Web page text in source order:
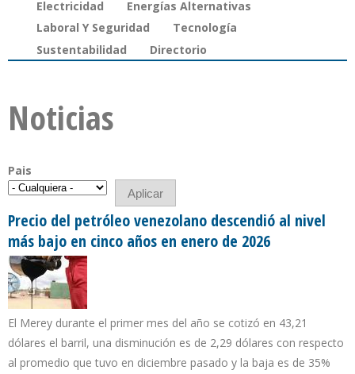
Electricidad
Energías Alternativas
Laboral Y Seguridad
Tecnología
Sustentabilidad
Directorio
Noticias
Pais
Precio del petróleo venezolano descendió al nivel
más bajo en cinco años en enero de 2026
El Merey durante el primer mes del año se cotizó en 43,21
dólares el barril, una disminución es de 2,29 dólares con respecto
al promedio que tuvo en diciembre pasado y la baja es de 35%